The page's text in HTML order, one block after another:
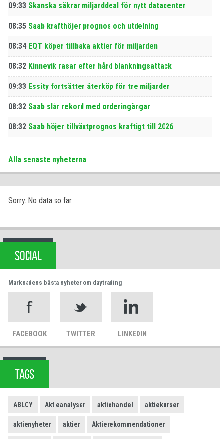
09:33 Skanska säkrar miljarddeal för nytt datacenter
08:35 Saab krafthöjer prognos och utdelning
08:34 EQT köper tillbaka aktier för miljarden
08:32 Kinnevik rasar efter hård blankningsattack
09:33 Essity fortsätter återköp för tre miljarder
08:32 Saab slår rekord med orderingångar
08:32 Saab höjer tillväxtprognos kraftigt till 2026
Alla senaste nyheterna
Sorry. No data so far.
SOCIAL
Marknadens bästa nyheter om daytrading
FACEBOOK TWITTER LINKEDIN
TAGS
ABLOY Aktieanalyser aktiehandel aktiekurser
aktienyheter aktier Aktierekommendationer